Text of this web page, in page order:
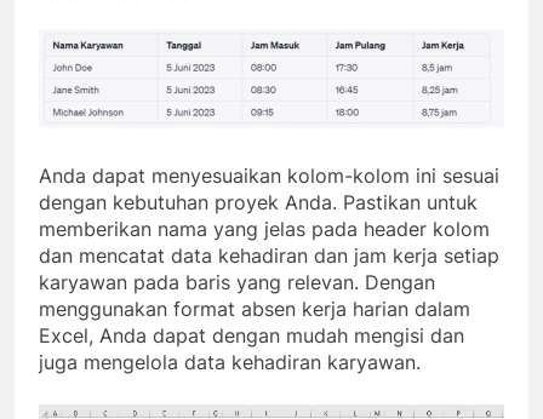
Anda dapat menyesuaikan kolom-kolom ini sesuai
dengan kebutuhan proyek Anda. Pastikan untuk
memberikan nama yang jelas pada header kolom
dan mencatat data kehadiran dan jam kerja setiap
karyawan pada baris yang relevan. Dengan
menggunakan format absen kerja harian dalam
Excel, Anda dapat dengan mudah mengisi dan
juga mengelola data kehadiran karyawan.